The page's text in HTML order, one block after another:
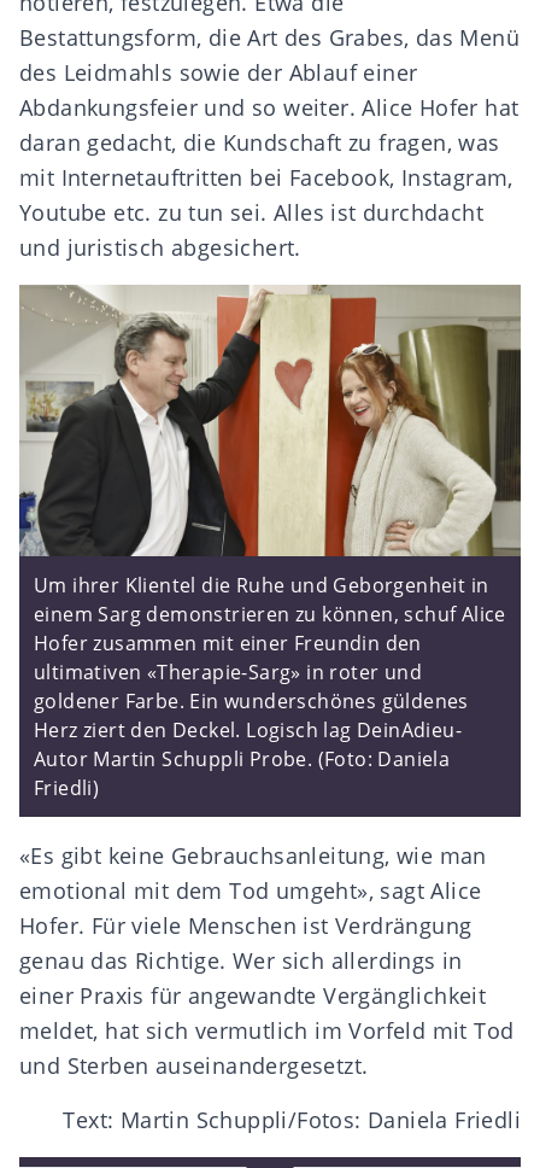
Bestattungsform, die Art des Grabes, das Menü
des Leidmahls sowie der Ablauf einer
Abdankungsfeier und so weiter. Alice Hofer hat
daran gedacht, die Kundschaft zu fragen, was
mit Internetauftritten bei Facebook, Instagram,
Youtube etc. zu tun sei. Alles ist durchdacht
und juristisch abgesichert.
Um ihrer Klientel die Ruhe und Geborgenheit in
einem Sarg demonstrieren zu können, schuf Alice
Hofer zusammen mit einer Freundin den
ultimativen «Therapie-Sarg» in roter und
goldener Farbe. Ein wunderschönes güldenes
Herz ziert den Deckel. Logisch lag DeinAdieu-
Autor Martin Schuppli Probe. (Foto: Daniela
Friedli)
«Es gibt keine Gebrauchsanleitung, wie man
emotional mit dem Tod umgeht», sagt Alice
Hofer. Für viele Menschen ist Verdrängung
genau das Richtige. Wer sich allerdings in
einer Praxis für angewandte Vergänglichkeit
meldet, hat sich vermutlich im Vorfeld mit Tod
und Sterben auseinandergesetzt.
Text: Martin Schuppli/Fotos: Daniela Friedli